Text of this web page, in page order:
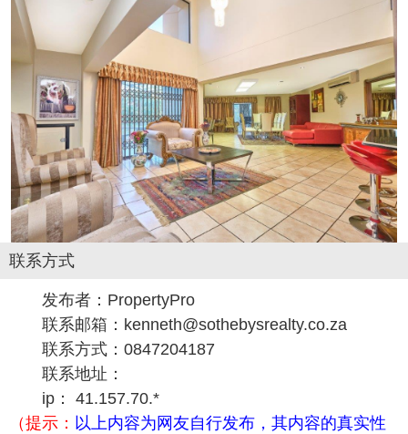
联系方式
发布者： PropertyPro
联系邮箱：kenneth@sothebysrealty.co.za
联系方式：0847204187
联系地址：
ip： 41.157.70.*
（提示： 以上内容为网友自行发布，其内容的真实性